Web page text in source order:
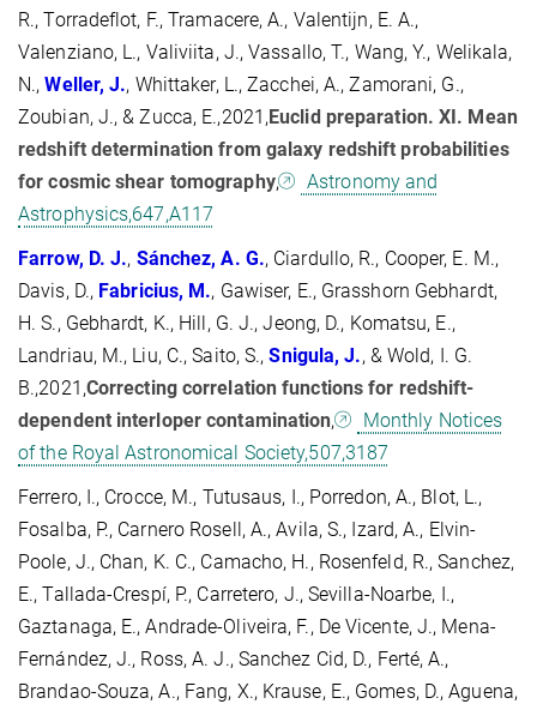
R., Torradeflot, F., Tramacere, A., Valentijn, E. A.,
Valenziano, L., Valiviita, J., Vassallo, T., Wang, Y., Welikala,
N.,Weller, J., Whittaker, L., Zacchei, A., Zamorani, G.,
Zoubian, J., & Zucca, E.,2021,Euclid preparation. XI. Mean
redshift determination from galaxy redshift probabilities
for cosmic shear tomography,
Astronomy and
Astrophysics,647,A117
Farrow, D. J., Sánchez, A. G., Ciardullo, R., Cooper, E. M.,
Davis, D., Fabricius, M., Gawiser, E., Grasshorn Gebhardt,
H. S., Gebhardt, K., Hill, G. J., Jeong, D., Komatsu, E.,
Landriau, M., Liu, C., Saito, S.,Snigula, J., & Wold, I. G.
B.,2021,Correcting correlation functions for redshift-
dependent interloper contamination,
Monthly Notices
of the Royal Astronomical Society,507,3187
Ferrero, I., Crocce, M., Tutusaus, I., Porredon, A., Blot, L.,
Fosalba, P., Carnero Rosell, A., Avila, S., Izard, A., Elvin-
Poole, J., Chan, K. C., Camacho, H., Rosenfeld, R., Sanchez,
E., Tallada-Crespí, P., Carretero, J., Sevilla-Noarbe, I.,
Gaztanaga, E., Andrade-Oliveira, F., De Vicente, J., Mena-
Fernández, J., Ross, A. J., Sanchez Cid, D., Ferté, A.,
Brandao-Souza, A., Fang, X., Krause, E., Gomes, D., Aguena,